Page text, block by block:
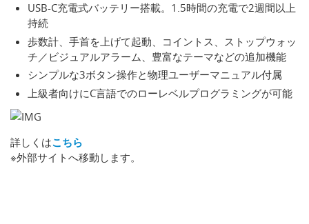
USB-C充電式バッテリー搭載。1.5時間の充電で2週間以上
持続
歩数計、手首を上げて起動、コイントス、ストップウォッ
チ／ビジュアルアラーム、豊富なテーマなどの追加機能
シンプルな3ボタン操作と物理ユーザーマニュアル付属
上級者向けにC言語でのローレベルプログラミングが可能
詳しくはこちら
※外部サイトへ移動します。